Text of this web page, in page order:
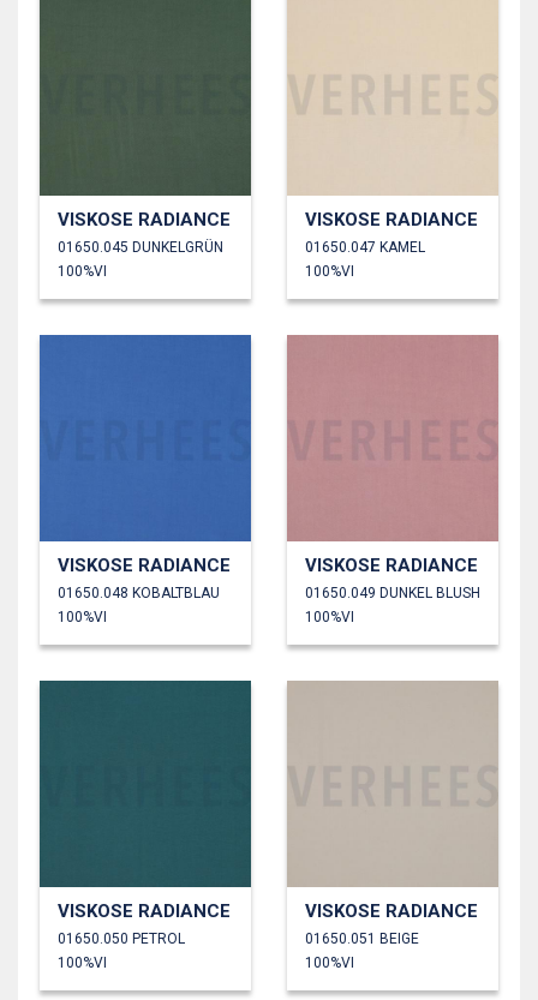
VISKOSE RADIANCE
01650.045 DUNKELGRÜN
100%VI
VISKOSE RADIANCE
01650.047 KAMEL
100%VI
VISKOSE RADIANCE
01650.048 KOBALTBLAU
100%VI
VISKOSE RADIANCE
01650.049 DUNKEL BLUSH
100%VI
VISKOSE RADIANCE
01650.050 PETROL
100%VI
VISKOSE RADIANCE
01650.051 BEIGE
100%VI